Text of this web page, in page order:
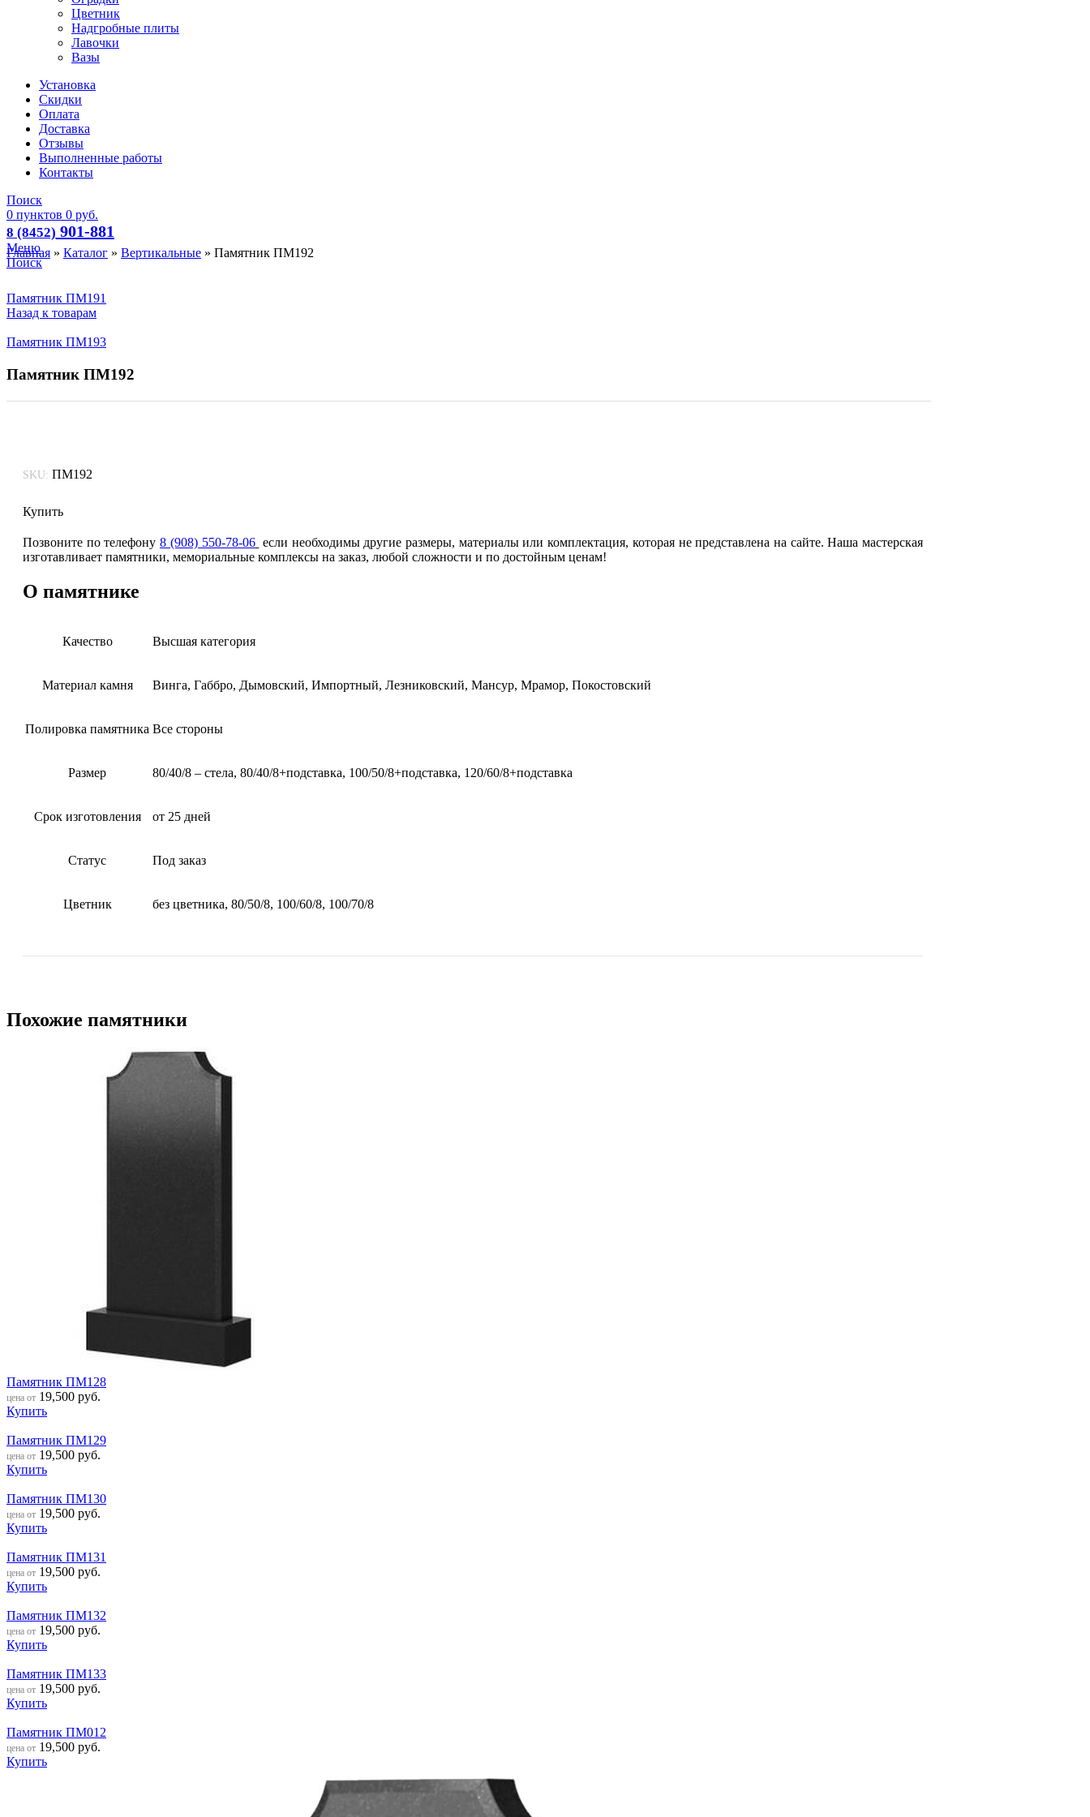
Цветник
Надгробные плиты
Лавочки
Вазы
Установка
Скидки
Оплата
Доставка
Отзывы
Выполненные работы
Контакты
Поиск
0 пунктов 0 руб.
8 (8452) 901-881
Меню
Поиск
Главная » Каталог » Вертикальные » Памятник ПМ192
Памятник ПМ191
Назад к товарам
Памятник ПМ193
Памятник ПМ192
SKU: ПМ192
Купить
Позвоните по телефону8 (908) 550-78-06 если необходимы другие размеры, материалы или комплектация, которая не представлена на сайте. Наша мастерская
изготавливает памятники, мемориальные комплексы на заказ, любой сложности и по достойным ценам!
О памятнике
Качество Высшая категория
Материал камня Винга, Габбро, Дымовский, Импортный, Лезниковский, Мансур, Мрамор, Покостовский
Полировка памятника Все стороны
Размер 80/40/8 – стела, 80/40/8+подставка, 100/50/8+подставка, 120/60/8+подставка
Срок изготовления от 25 дней
Статус Под заказ
Цветник без цветника, 80/50/8, 100/60/8, 100/70/8
Похожие памятники
Памятник ПМ128
цена от 19,500 руб.
Купить
Памятник ПМ129
цена от 19,500 руб.
Купить
Памятник ПМ130
цена от 19,500 руб.
Купить
Памятник ПМ131
цена от 19,500 руб.
Купить
Памятник ПМ132
цена от 19,500 руб.
Купить
Памятник ПМ133
цена от 19,500 руб.
Купить
Памятник ПМ012
цена от 19,500 руб.
Купить